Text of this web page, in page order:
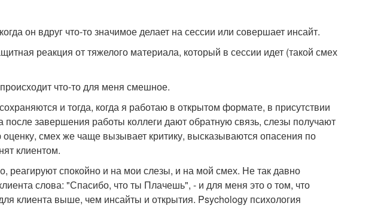
он вдруг что-то значимое делает на сессии или совершает инсайт.
реакция от тяжелого материала, который в сессии идет (такой смех
что-то для меня смешное.
и тогда, когда я работаю в открытом формате, в присутствии
после завершения работы коллеги дают обратную связь, слезы получают
смех же чаще вызывает критику, высказываются опасения по
клиентом.
реагируют спокойно и на мои слезы, и на мой смех. Не так давно
слова: "Спасибо, что ты Плачешь", - и для меня это о том, что
клиента выше, чем инсайты и открытия. Psychology психология